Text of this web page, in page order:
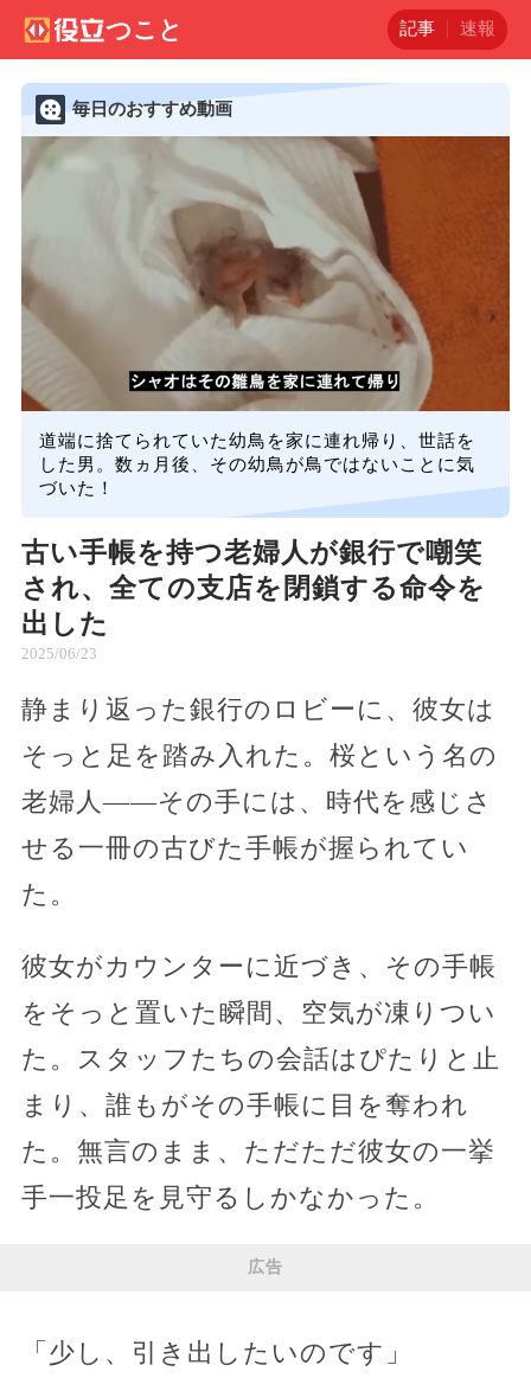
記事 速報
毎日のおすすめ動画
道端に捨てられていた幼鳥を家に連れ帰り、世話を
した男。数ヵ月後、その幼鳥が鳥ではないことに気
づいた！
古い手帳を持つ老婦人が銀行で嘲笑
され、全ての支店を閉鎖する命令を
出した
2025/06/23
静まり返った銀行のロビーに、彼女は
そっと足を踏み入れた。桜という名の
老婦人――その手には、時代を感じさ
せる一冊の古びた手帳が握られてい
た。
彼女がカウンターに近づき、その手帳
をそっと置いた瞬間、空気が凍りつい
た。スタッフたちの会話はぴたりと止
まり、誰もがその手帳に目を奪われ
た。無言のまま、ただただ彼女の一挙
手一投足を見守るしかなかった。
広告
「少し、引き出したいのです」